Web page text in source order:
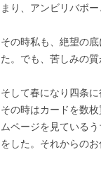
まり、アンビリバボー
その時私も、絶望の
た。でも、苦しみの
そして春になり四条
その時はカードを数
ムページを見ている
をした。それからのお